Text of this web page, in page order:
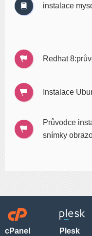
instalace
Redhat
Instalace
Průvodce
snímky
cPanel Plesk